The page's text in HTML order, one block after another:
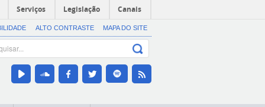
Serviços Legislação Canais
ALTO CONTRASTE MAPA DO SITE